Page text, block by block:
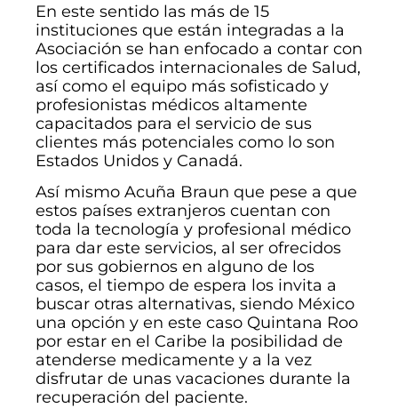
En este sentido las más de 15
instituciones que están integradas a la
Asociación se han enfocado a contar con
los certificados internacionales de Salud,
así como el equipo más sofisticado y
profesionistas médicos altamente
capacitados para el servicio de sus
clientes más potenciales como lo son
Estados Unidos y Canadá.
Así mismo Acuña Braun que pese a que
estos países extranjeros cuentan con
toda la tecnología y profesional médico
para dar este servicios, al ser ofrecidos
por sus gobiernos en alguno de los
casos, el tiempo de espera los invita a
buscar otras alternativas, siendo México
una opción y en este caso Quintana Roo
por estar en el Caribe la posibilidad de
atenderse medicamente y a la vez
disfrutar de unas vacaciones durante la
recuperación del paciente.